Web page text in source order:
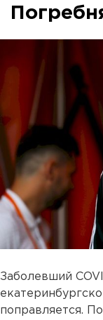
Заболевший
поправляется.